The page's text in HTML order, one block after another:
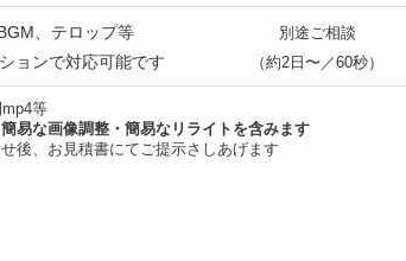
、テロップ等
ョンで対応可能です
別途ご相談
（約2日〜／60秒）
等
易な画像調整・簡易なリライトを含みます
後、お見積書にてご提示さしあげます